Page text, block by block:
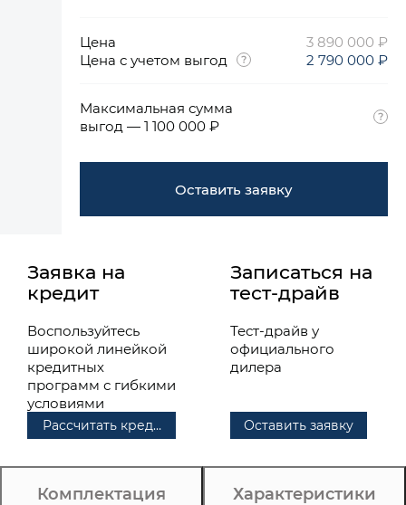
Цена
3 890 000 ₽
Цена с учетом выгод
2 790 000 ₽
Максимальная сумма
выгод — 1 100 000 ₽
Оставить заявку
Заявка на
кредит
Воспользуйтесь
широкой линейкой
кредитных
программ с гибкими
условиями
Рассчитать кредит
Записаться на
тест-драйв
Тест-драйв у
официального
дилера
Оставить заявку
Комплектация Характеристики